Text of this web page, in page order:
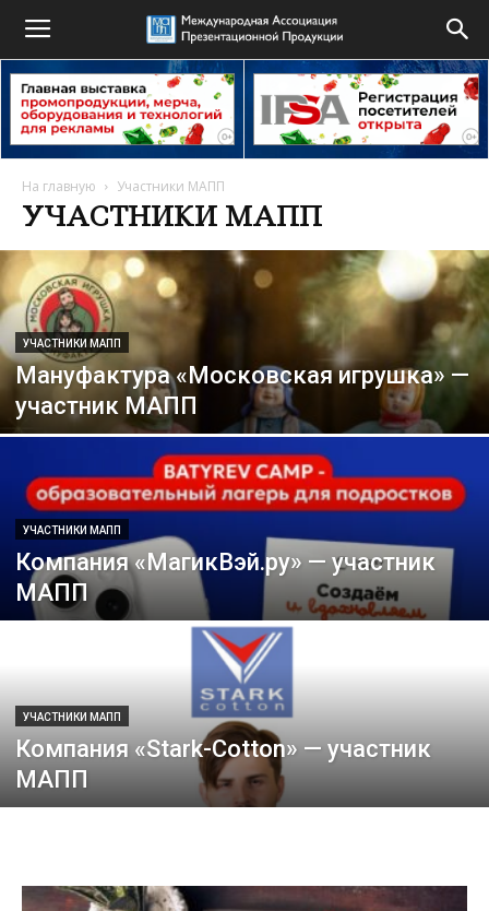
На главную Участники МАПП
УЧАСТНИКИ МАПП
УЧАСТНИКИ МАПП
Мануфактура «Московская игрушка» —
участник МАПП
УЧАСТНИКИ МАПП
Компания «МагикВэй.ру» — участник
МАПП
УЧАСТНИКИ МАПП
Компания «Stark-Cotton» — участник
МАПП